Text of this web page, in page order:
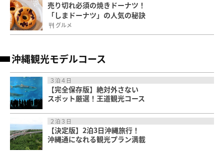
売り切れ必須の焼きドーナツ！
「しまドーナツ」の人気の秘訣
グルメ
沖縄観光モデルコース
３泊４日
【完全保存版】絶対外さない
スポット厳選！王道観光コース
２泊３日
【決定版】2泊3日沖縄旅行！
沖縄通になれる観光プラン満載